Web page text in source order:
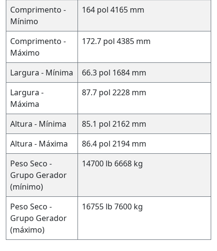
Comprimento -
Mínimo
164 pol 4165 mm
Comprimento -
Máximo
172.7 pol 4385 mm
Largura - Mínima 66.3 pol 1684 mm
Largura -
Máxima
87.7 pol 2228 mm
Altura - Mínima 85.1 pol 2162 mm
Altura - Máxima
86.4 pol 2194 mm
Peso Seco -
Grupo Gerador
(mínimo)
14700 lb 6668 kg
Peso Seco -
Grupo Gerador
(máximo)
16755 lb 7600 kg